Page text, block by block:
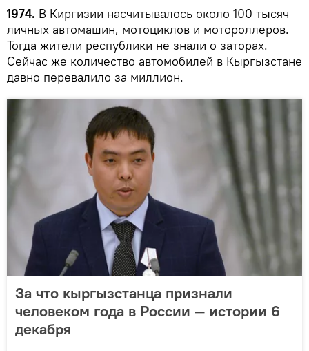
1974. В Киргизии насчитывалось около 100 тысяч
личных автомашин, мотоциклов и мотороллеров.
Тогда жители республики не знали о заторах.
Сейчас же количество автомобилей в Кыргызстане
давно перевалило за миллион.
За что кыргызстанца признали
человеком года в России — истории 6
декабря